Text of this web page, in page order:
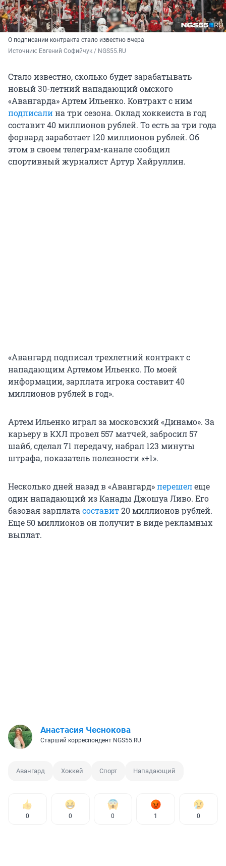
О подписании контракта стало известно вчера
Источник: Евгений Софийчук / NGS55.RU
Стало известно, сколько будет зарабатывать
новый 30-летний нападающий омского
«Авангарда» Артем Ильенко. Контракт с ним
подписалина три сезона. Оклад хоккеиста в год
составит 40 миллионов рублей. То есть за три года
форвард заработает 120 миллионов рублей. Об
этом в своем телеграм-канале сообщил
спортивный журналист Артур Хайруллин.
«Авангард подписал трехлетний контракт с
нападающим Артемом Ильенко. По моей
информации, зарплата игрока составит 40
миллионов рублей в год».
Артем Ильенко играл за московский «Динамо». За
карьеру в КХЛ провел 557 матчей, забросил 57
шайб, сделал 71 передачу, набрал 123 минуты
штрафа, показатель полезности «+1».
Несколько дней назад в «Авангард»перешелеще
один нападающий из Канады Джошуа Ливо. Его
базовая зарплатасоставит20 миллионов рублей.
Еще 50 миллионов он получит в виде рекламных
выплат.
Анастасия Чеснокова
Старший корреспондент NGS55.RU
Авангард Хоккей Спорт Нападающий
0 0 0 1 0